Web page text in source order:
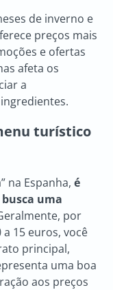
de inverno e
preços mais
e ofertas
afeta os
a
turístico
na Espanha,é
uma
por
15 euros, você
principal,
uma boa
aos preços